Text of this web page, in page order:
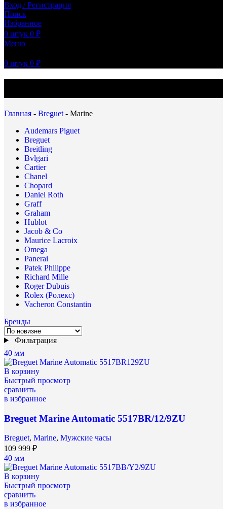
Вход / Регистрация
Поиск
Избранное
0 штук 0 ₽
Меню
0 штук 0 ₽
Главная - Breguet - Marine
Audemars Piguet
Breguet
Breitling
Bvlgari
Cartier
Chanel
Chopard
Daniel Roth
Graff
Graham
Hublot
Jacob & Co
Maurice Lacroix
Omega
Panerai
Patek Philippe
Richard Mille
Roger Dubuis
Rolex (Ролекс)
Vacheron Constantin
Бренды
Фильтрация
40 мм
В корзину
Быстрый просмотр
сравнить
в избранное
Breguet Marine Automatic 5517BR/12/9ZU
Breguet, Marine, Мужские часы
109 999 ₽
40 мм
В корзину
Быстрый просмотр
сравнить
в избранное